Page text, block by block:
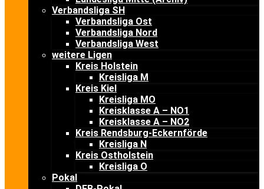
Verbandsliga SH
Verbandsliga Ost
Verbandsliga Nord
Verbandsliga West
weitere Ligen
Kreis Holstein
Kreisliga M
Kreis Kiel
Kreisliga MO
Kreisklasse A – NO1
Kreisklasse A – NO2
Kreis Rendsburg-Eckernförde
Kreisliga N
Kreis Ostholstein
Kreisliga O
Pokal